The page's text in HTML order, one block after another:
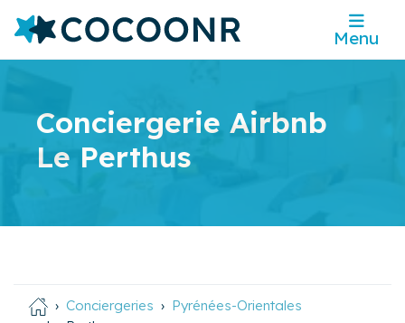
Menu
Conciergerie Airbnb
Le Perthus
Conciergeries
Pyrénées-Orientales